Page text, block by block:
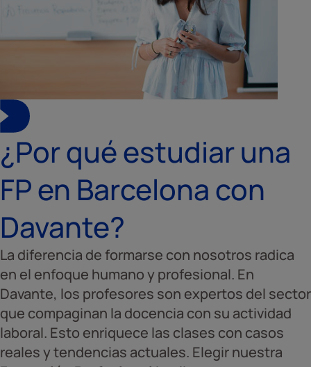
¿Por qué estudiar una
FP en Barcelona con
Davante?
La diferencia de formarse con nosotros radica
en el enfoque humano y profesional. En
Davante, los profesores son expertos del sector
que compaginan la docencia con su actividad
laboral. Esto enriquece las clases con casos
reales y tendencias actuales. Elegir nuestra